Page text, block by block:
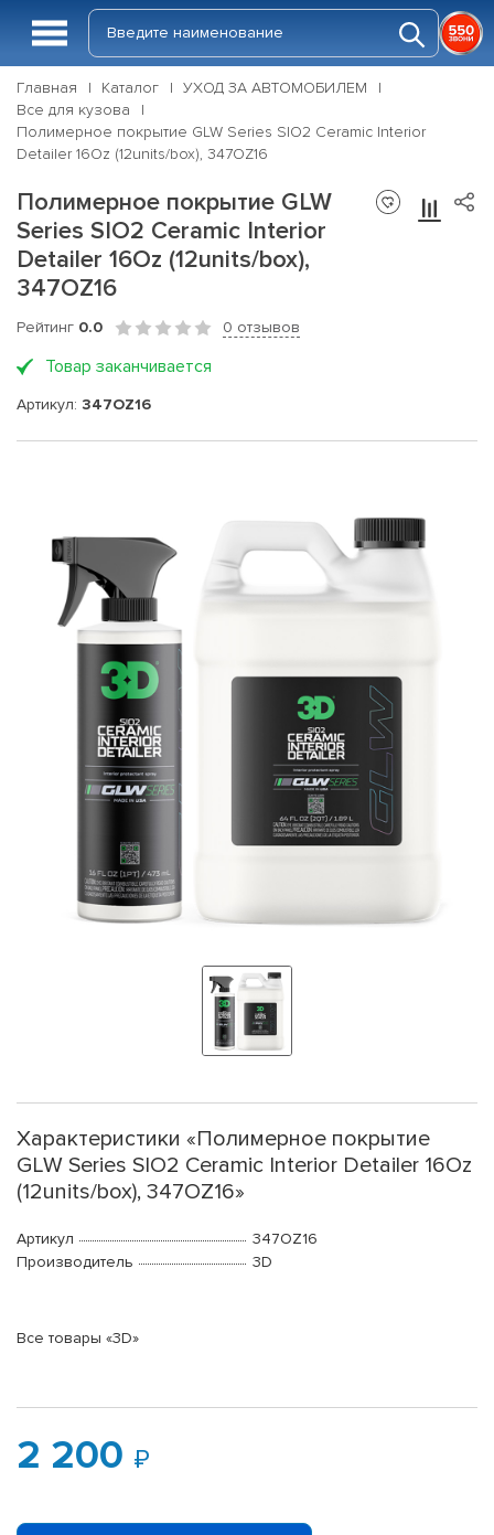
Главная Каталог
УХОД ЗА АВТОМОБИЛЕМ
Все для кузова
Полимерное покрытие GLW Series SIO2 Ceramic Interior
Detailer 16Oz (12units/box), 347OZ16
Полимерное покрытие GLW
Series SIO2 Ceramic Interior
Detailer 16Oz (12units/box),
347OZ16
Рейтинг 0.0 0 отзывов
Товар заканчивается
Артикул: 347OZ16
Характеристики «Полимерное покрытие
GLW Series SIO2 Ceramic Interior Detailer 16Oz
(12units/box), 347OZ16»
Артикул
347OZ16
Производитель
3D
Все товары «3D»
2 200